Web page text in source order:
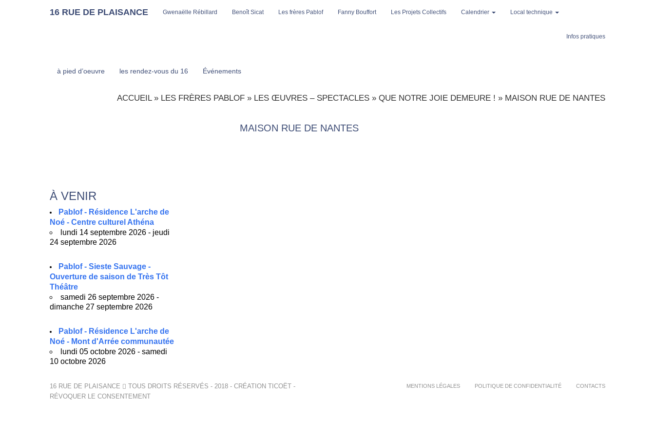
16 RUE DE PLAISANCE Gwenaëlle Rébillard Benoît Sicat Les frères Pablof Fanny Bouffort Les Projets Collectifs Calendrier Local technique
Infos pratiques
à pied d’oeuvre les rendez-vous du 16 Événements
ACCUEIL» LES FRÈRES PABLOF » LES ŒUVRES – SPECTACLES » QUE NOTRE JOIE DEMEURE ! » MAISON RUE DE NANTES
MAISON RUE DE NANTES
À VENIR
Pablof - Résidence L'arche de
Noé - Centre culturel Athéna
lundi 14 septembre 2026 - jeudi
24 septembre 2026
Pablof - Sieste Sauvage -
Ouverture de saison de Très Tôt
Théâtre
samedi 26 septembre 2026 -
dimanche 27 septembre 2026
Pablof - Résidence L'arche de
Noé - Mont d'Arrée communautée
lundi 05 octobre 2026 - samedi
10 octobre 2026
16 RUE DE PLAISANCE TOUS DROITS RÉSERVÉS - 2018 - CRÉATION TICOËT -
RÉVOQUER LE CONSENTEMENT
MENTIONS LÉGALES POLITIQUE DE CONFIDENTIALITÉ CONTACTS